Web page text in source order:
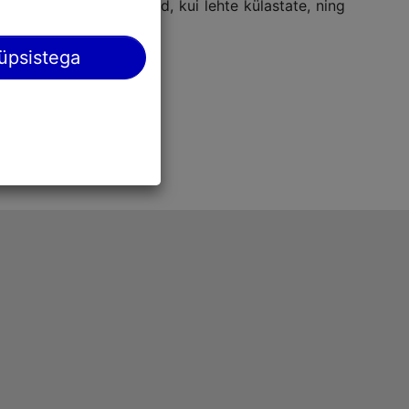
käsitsi iga kord, kui lehte külastate, ning